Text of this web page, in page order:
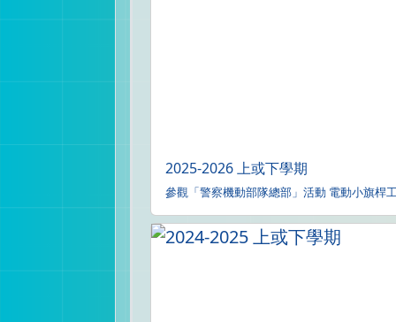
2025-2026 上或下學期
參觀「警察機動部隊總部」活動 電動小旗桿